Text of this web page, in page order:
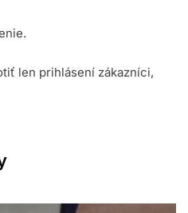
len prihlásení zákazníci,